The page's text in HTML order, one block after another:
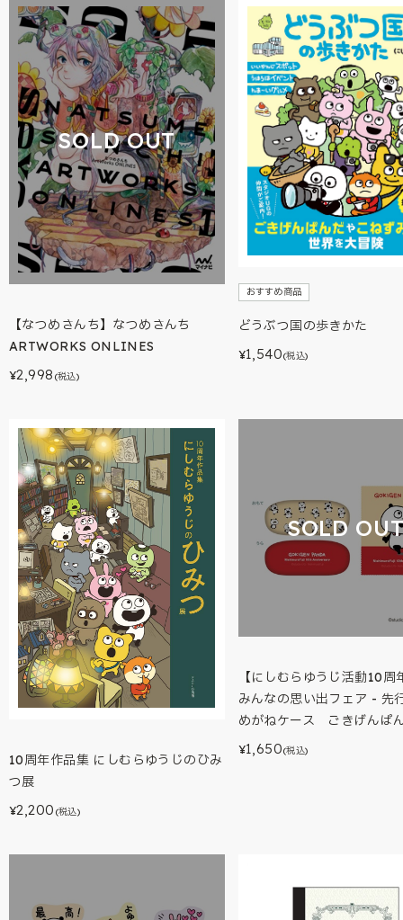
SOLD OUT
【なつめさんち】なつめさんち
ARTWORKS ONLINES
¥2,998 (税込)
おすすめ商品
どうぶつ国の歩きかた
¥1,540(税込)
10周年作品集 にしむらゆうじのひみ
つ展
¥2,200 (税込)
SOLD
【にしむらゆうじ活動10周
みんなの思い出フェア - 先
めがねケース ごきげんぱ
¥1,650(税込)